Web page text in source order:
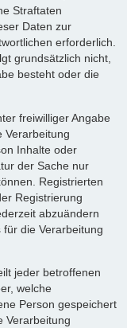
Straftaten
Daten zur
erforderlich.
grundsätzlich nicht,
besteht oder die
freiwilliger Angabe
Verarbeitung
Inhalte oder
der Sache nur
Registrierten
Registrierung
abzuändern
die Verarbeitung
jeder betroffenen
welche
Person gespeichert
Verarbeitung